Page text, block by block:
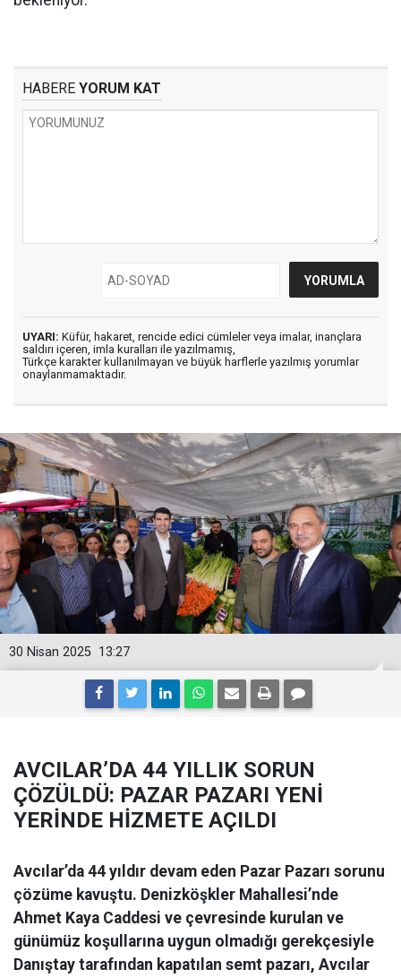
HABERE YORUM KAT
UYARI: Küfür, hakaret, rencide edici cümleler veya imalar, inançlara
saldırı içeren, imla kuralları ile yazılmamış,
Türkçe karakter kullanılmayan ve büyük harflerle yazılmış yorumlar
onaylanmamaktadır.
13:27
30 Nisan 2025
AVCILAR’DA 44 YILLIK SORUN
ÇÖZÜLDÜ: PAZAR PAZARI YENİ
YERİNDE HİZMETE AÇILDI
Avcılar’da 44 yıldır devam eden Pazar Pazarı sorunu
çözüme kavuştu. Denizköşkler Mahallesi’nde
Ahmet Kaya Caddesi ve çevresinde kurulan ve
günümüz koşullarına uygun olmadığı gerekçesiyle
Danıştay tarafından kapatılan semt pazarı, Avcılar